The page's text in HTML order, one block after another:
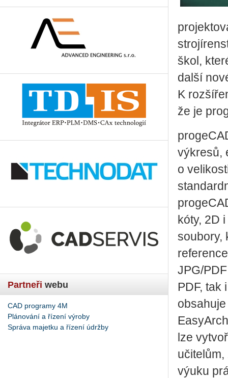
Partneři webu
CAD programy 4M
Plánování a řízení výroby
Správa majetku a řízení údržby
škol,
další
K
že je
výkresů,
o
kóty, 2D
soubory,
JPG/
PDF, tak
lze
výuku